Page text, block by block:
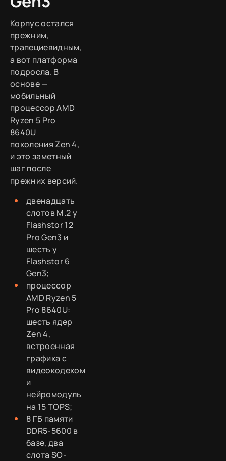
Корпус остался
прежним,
трапециевидным,
а вот платформа
подросла. В
основе —
мобильный
процессор AMD
Ryzen 5 Pro
8640U
поколения Zen 4,
и это заметный
шаг после
прежних версий.
двенадцать
слотов M.2 у
Flashstor 12
Pro Gen3 и
шесть у
Flashstor 6
Gen3;
процессор
AMD Ryzen 5
Pro 8640U:
шесть ядер
Zen 4,
встроенная
графика с
видеокодеком
и
нейромодуль
на 15 TOPS;
8 ГБ памяти
DDR5-5600 в
базе, два
слота SO-